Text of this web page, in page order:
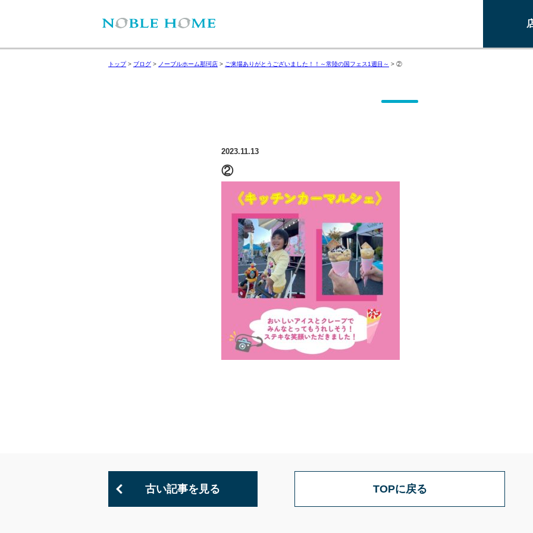
トップ> ブログ > ノーブルホーム那珂店 > ご来場ありがとうございました！！～常陸の国フェス1週目～ > ②
2023.11.13
②
古い記事を見る TOPに戻る